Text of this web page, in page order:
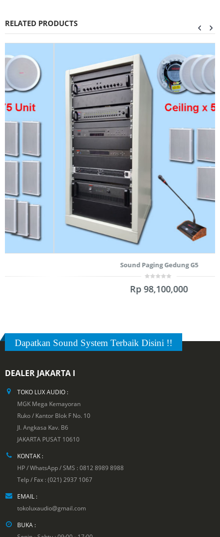
RELATED PRODUCTS
Sound Paging Gedung G5
98,100,000
Dapatkan Sound System Terbaik Disini !!
DEALER JAKARTA I
TOKO LUX AUDIO :
MGK Mega Kemayoran
Ruko / Kantor Blok F No. 10
Jl. Angkasa Kav. B6
JAKARTA PUSAT 10610
KONTAK :
HP / WhatsApp / SMS : 0812 8989 8988
Telp / Fax : (021) 2937 1067
EMAIL :
tokoluxaudio@gmail.com
BUKA :